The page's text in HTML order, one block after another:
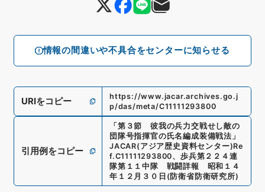
情報の間違いや不具合をセンターに知らせる
URIをコピー
https://www.jacar.archives.go.j
p/das/meta/C11111293800
引用例をコピー
「 第３節 彼我の兵力交戦せし敵の
団隊号指揮官の氏名編成装備戦法 」
JACAR(アジア歴史資料センター)Re
f.C11111293800、 歩兵第２２４連
隊第１１中隊 戦闘詳報 昭和１４
年１２月３０日 (防衛省防衛研究所)